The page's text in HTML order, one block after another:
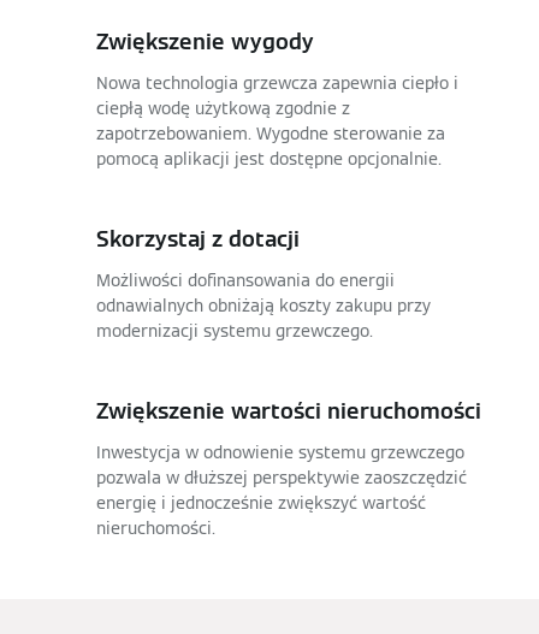
Zwiększenie wygody
Nowa technologia grzewcza zapewnia ciepło i
ciepłą wodę użytkową zgodnie z
zapotrzebowaniem. Wygodne sterowanie za
pomocą aplikacji jest dostępne opcjonalnie.
Skorzystaj z dotacji
Możliwości dofinansowania do energii
odnawialnych obniżają koszty zakupu przy
modernizacji systemu grzewczego.
Zwiększenie wartości nieruchomości
Inwestycja w odnowienie systemu grzewczego
pozwala w dłuższej perspektywie zaoszczędzić
energię i jednocześnie zwiększyć wartość
nieruchomości.